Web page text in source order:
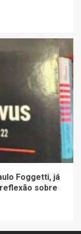
Foggetti, já
sobre